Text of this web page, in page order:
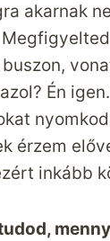
akarnak
Én
érzem
inkább